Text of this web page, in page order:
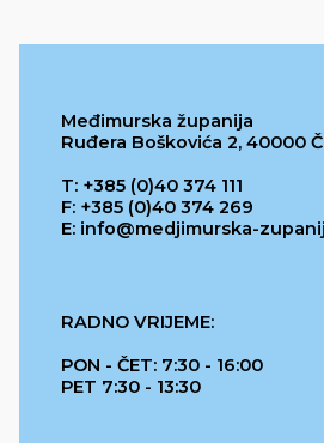
Međimurska županija
Ruđera Boškovića 2, 40000
T: +385 (0)40 374 111
F: +385 (0)40 374 269
E: info@medjimurska-
RADNO VRIJEME:
PON - ČET: 7:30 - 16:00
PET 7:30 - 13:30